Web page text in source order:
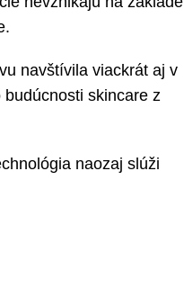
navštívila viackrát aj v
skincare z